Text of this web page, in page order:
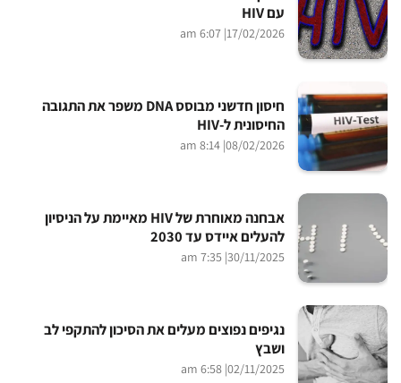
עם HIV
17/02/2026
| 6:07 am
חיסון חדשני מבוסס DNA משפר את התגובה
החיסונית ל-HIV
08/02/2026
| 8:14 am
אבחנה מאוחרת של HIV מאיימת על הניסיון
להעלים איידס עד 2030
30/11/2025
| 7:35 am
נגיפים נפוצים מעלים את הסיכון להתקפי לב
ושבץ
02/11/2025
| 6:58 am